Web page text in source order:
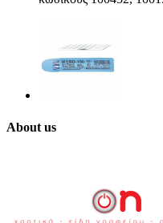
About us